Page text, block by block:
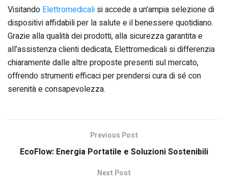
Visitando Elettromedicali si accede a un’ampia selezione di
dispositivi affidabili per la salute e il benessere quotidiano.
Grazie alla qualità dei prodotti, alla sicurezza garantita e
all’assistenza clienti dedicata, Elettromedicali si differenzia
chiaramente dalle altre proposte presenti sul mercato,
offrendo strumenti efficaci per prendersi cura di sé con
serenità e consapevolezza.
Previous Post
EcoFlow: Energia Portatile e Soluzioni Sostenibili
Next Post